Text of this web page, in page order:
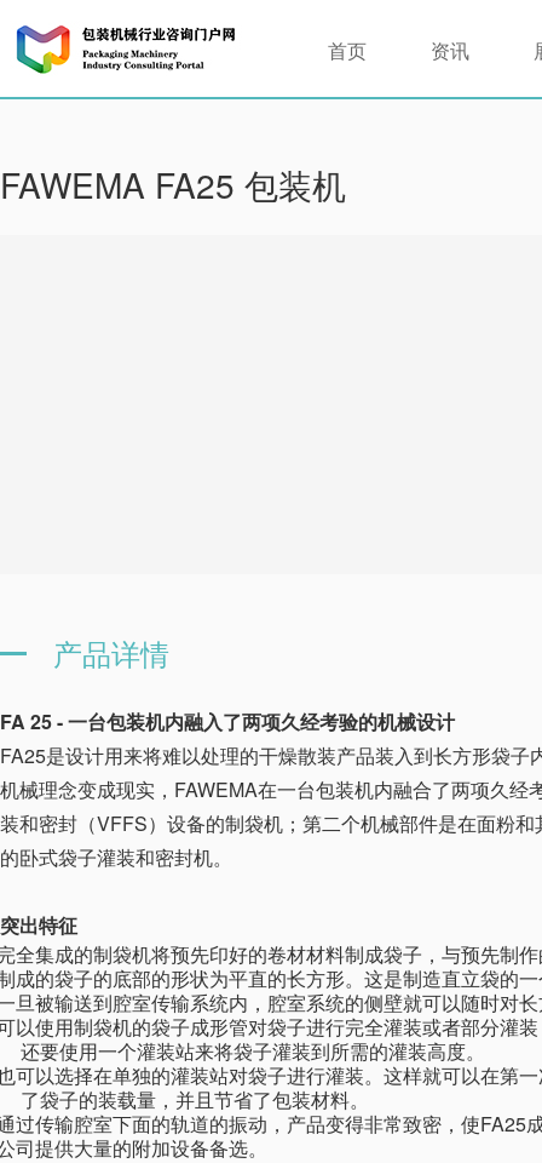
首页 资讯
FAWEMA FA25 包装机
产品详情
FA 25 - 一台包装机内融入了两项久经考验的机械设计
FA25是设计用来将难以处理的干燥散装产品装入到长方形袋
机械理念变成现实，FAWEMA在一台包装机内融合了两项久
装和密封（VFFS）设备的制袋机；第二个机械部件是在面粉
的卧式袋子灌装和密封机。
突出特征
全集成的制袋机将预先印好的卷材材料制成袋子，与预先制
成的袋子的底部的形状为平直的长方形。这是制造直立袋的
旦被输送到腔室传输系统内，腔室系统的侧壁就可以随时对
以使用制袋机的袋子成形管对袋子进行完全灌装或者部分灌
还要使用一个灌装站来将袋子灌装到所需的灌装高度。
可以选择在单独的灌装站对袋子进行灌装。这样就可以在第
了袋子的装载量，并且节省了包装材料。
过传输腔室下面的轨道的振动，产品变得非常致密，使
司提供大量的附加设备备选。